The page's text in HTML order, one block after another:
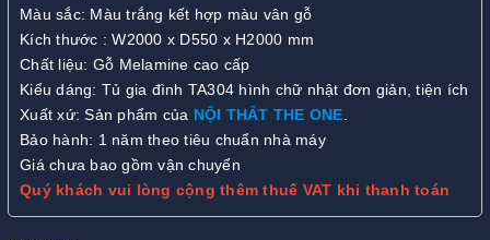
Màu sắc: Màu trắng kết hợp màu vân gỗ
Kích thước : W2000 x D550 x H2000 mm
Chất liệu: Gỗ Melamine cao cấp
Kiểu dáng: Tủ gia đình TA304 hình chữ nhật đơn giản, tiện ích
Xuất xứ: Sản phẩm của NỘI THẤT THE ONE.
Bảo hành: 1 năm theo tiêu chuẩn nhà máy
Giá chưa bao gồm vận chuyển
Quý khách vui lòng cộng thêm thuế VAT khi thanh toán